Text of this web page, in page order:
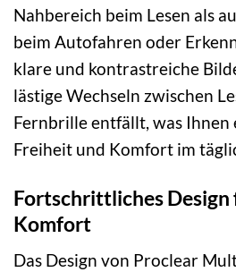
Nahbereich beim Lesen als
beim Autofahren oder
klare und kontrastreiche
lästige Wechseln zwischen
Fernbrille entfällt, was Ihnen
Freiheit und Komfort im
Fortschrittliches Design
Komfort
Das Design von Proclear